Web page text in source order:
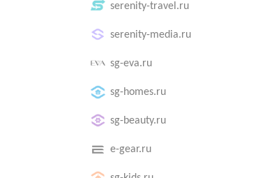
serenity-travel.ru
serenity-media.ru
sg-eva.ru
sg-homes.ru
sg-beauty.ru
e-gear.ru